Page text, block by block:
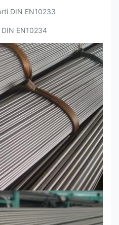
DIN EN10233
EN10234